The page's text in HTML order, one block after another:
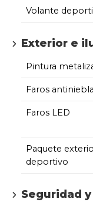
Volante
Exterior e
Pintura
Faros antiniebla
Faros LED
Paquete
deportivo
Seguridad